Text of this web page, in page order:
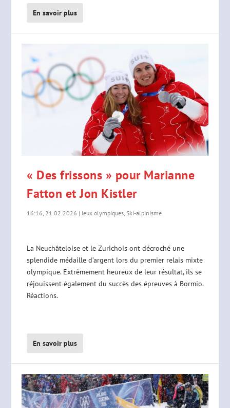
En savoir plus
« Des frissons » pour Marianne
Fatton et Jon Kistler
16:16, 21.02.2026 | Jeux olympiques Ski-alpinisme
La Neuchâteloise et le Zurichois ont décroché une
splendide médaille d’argent lors du premier relais mixte
olympique. Extrêmement heureux de leur résultat, ils se
réjouissent également du succès des épreuves à Bormio.
Réactions.
En savoir plus